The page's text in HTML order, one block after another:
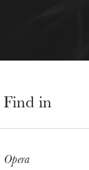
Find in
Opera